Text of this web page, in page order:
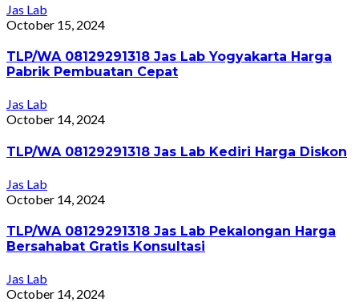
Jas Lab
October 15, 2024
TLP/WA 08129291318 Jas Lab Yogyakarta Harga
Pabrik Pembuatan Cepat
Jas Lab
October 14, 2024
TLP/WA 08129291318 Jas Lab Kediri Harga Diskon
Jas Lab
October 14, 2024
TLP/WA 08129291318 Jas Lab Pekalongan Harga
Bersahabat Gratis Konsultasi
Jas Lab
October 14, 2024